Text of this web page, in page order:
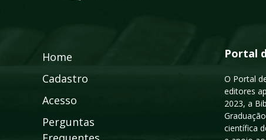
Home
Cadastro
Acesso
Perguntas
Portal
O Portal
editores
2023, a
científica